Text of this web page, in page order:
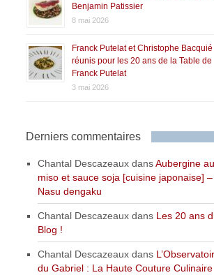
Benjamin Patissier
8 mai 2026
Franck Putelat et Christophe Bacquié
réunis pour les 20 ans de la Table de
Franck Putelat
3 mai 2026
Derniers commentaires
Chantal Descazeaux dansAubergine au
miso et sauce soja [cuisine japonaise] –
Nasu dengaku
Chantal Descazeaux dans Les 20 ans
Blog !
Chantal Descazeaux dans
du Gabriel : La Haute Couture Culinaire